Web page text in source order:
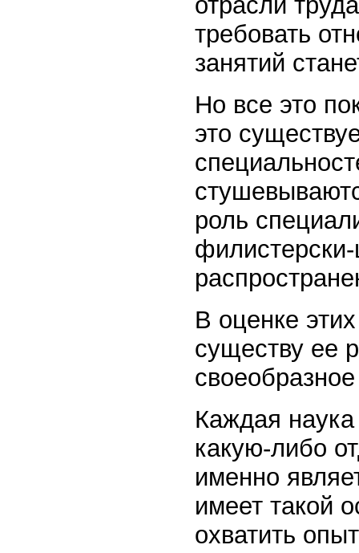
требовать
занятий
Но все это
это
роль
В оценке
существу ее
Каждая наука
какую-либо
именно
имеет такой
охватить